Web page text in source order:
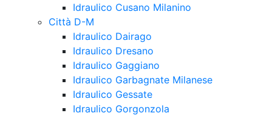
Idraulico Cusano Milanino
Città D-M
Idraulico Dairago
Idraulico Dresano
Idraulico Gaggiano
Idraulico Garbagnate Milanese
Idraulico Gessate
Idraulico Gorgonzola